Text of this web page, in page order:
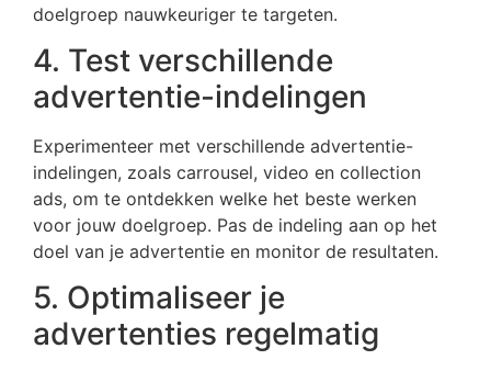
doelgroep nauwkeuriger te targeten.
4. Test verschillende
advertentie-indelingen
Experimenteer met verschillende advertentie-
indelingen, zoals carrousel, video en collection
ads, om te ontdekken welke het beste werken
voor jouw doelgroep. Pas de indeling aan op het
doel van je advertentie en monitor de resultaten.
5. Optimaliseer je
advertenties regelmatig